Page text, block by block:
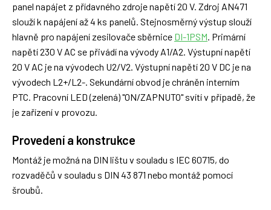
panel napájet z přídavného zdroje napětí 20 V. Zdroj AN471
slouží k napájení až 4 ks panelů. Stejnosměrný výstup slouží
hlavně pro napájení zesilovače sběrnice DI-1PSM. Primární
napětí 230 V AC se přivádí na vývody A1/A2. Výstupní napětí
20 V AC je na vývodech U2/V2. Výstupní napětí 20 V DC je na
vývodech L2+/L2-. Sekundární obvod je chráněn interním
PTC. Pracovní LED (zelená) "ON/ZAPNUTO" svítí v případě, že
je zařízení v provozu.
Provedení a konstrukce
Montáž je možná na DIN lištu v souladu s IEC 60715, do
rozvaděčů v souladu s DIN 43 871 nebo montáž pomocí
šroubů.